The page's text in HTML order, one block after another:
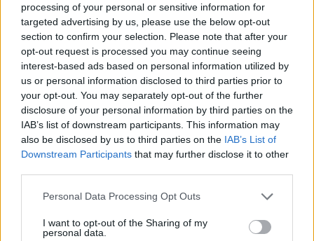
processing of your personal or sensitive information for
targeted advertising by us, please use the below opt-out
section to confirm your selection. Please note that after your
opt-out request is processed you may continue seeing
interest-based ads based on personal information utilized by
us or personal information disclosed to third parties prior to
your opt-out. You may separately opt-out of the further
disclosure of your personal information by third parties on the
IAB’s list of downstream participants. This information may
also be disclosed by us to third parties on the IAB’s List of
Downstream Participants that may further disclose it to other
Personal Data Processing Opt Outs
I want to opt-out of the Sharing of my
personal data.
D. Gaižauskas, P. Saudargas, T. Martinaitis: valdžia mus
nuramino ar išgąsdino?
24/7
Savaitės pradžia su lietumi ir perkūnija: temperatūra
dar sieks 30 laipsnių
Visi įrašai